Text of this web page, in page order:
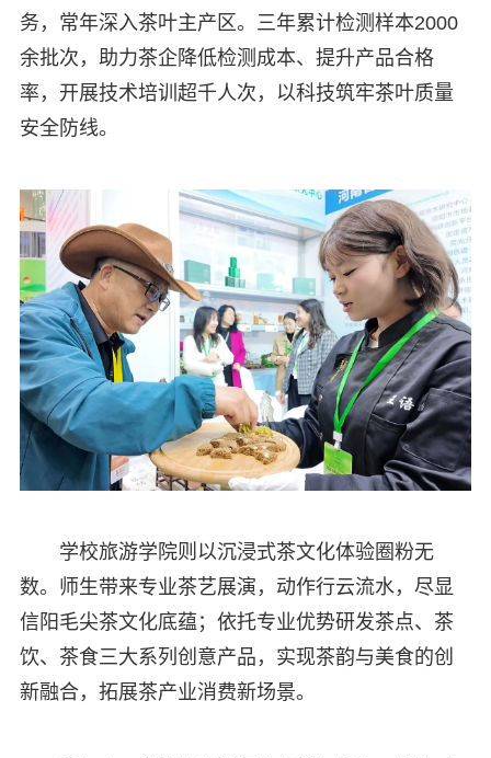
务，常年深入茶叶主产区。三年累计检测样本2000
余批次，助力茶企降低检测成本、提升产品合格
率，开展技术培训超千人次，以科技筑牢茶叶质量
安全防线。
学校旅游学院则以沉浸式茶文化体验圈粉无
数。师生带来专业茶艺展演，动作行云流水，尽显
信阳毛尖茶文化底蕴；依托专业优势研发茶点、茶
饮、茶食三大系列创意产品，实现茶韵与美食的创
新融合，拓展茶产业消费新场景。